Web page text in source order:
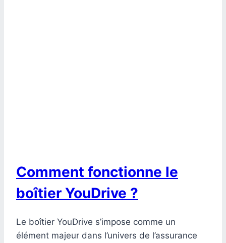
Comment fonctionne le
boîtier YouDrive ?
Le boîtier YouDrive s’impose comme un
élément majeur dans l’univers de l’assurance